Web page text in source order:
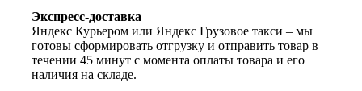
Экспресс-доставка
Яндекс Курьером или Яндекс Грузовое такси – мы
готовы сформировать отгрузку и отправить товар в
течении 45 минут с момента оплаты товара и его
наличия на складе.